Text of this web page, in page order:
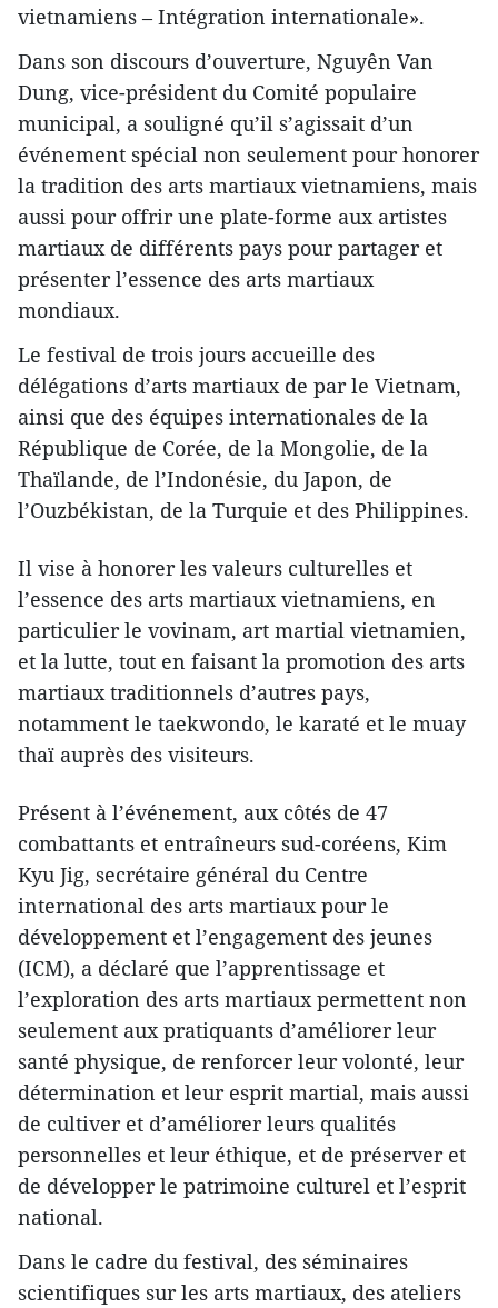
vietnamiens – Intégration internationale».
Dans son discours d’ouverture, Nguyên Van
Dung, vice-président du Comité populaire
municipal, a souligné qu’il s’agissait d’un
événement spécial non seulement pour honorer
la tradition des arts martiaux vietnamiens, mais
aussi pour offrir une plate-forme aux artistes
martiaux de différents pays pour partager et
présenter l’essence des arts martiaux
mondiaux.
Le festival de trois jours accueille des
délégations d’arts martiaux de par le Vietnam,
ainsi que des équipes internationales de la
République de Corée, de la Mongolie, de la
Thaïlande, de l’Indonésie, du Japon, de
l’Ouzbékistan, de la Turquie et des Philippines.
Il vise à honorer les valeurs culturelles et
l’essence des arts martiaux vietnamiens, en
particulier le vovinam, art martial vietnamien,
et la lutte, tout en faisant la promotion des arts
martiaux traditionnels d’autres pays,
notamment le taekwondo, le karaté et le muay
thaï auprès des visiteurs.
Présent à l’événement, aux côtés de 47
combattants et entraîneurs sud-coréens, Kim
Kyu Jig, secrétaire général du Centre
international des arts martiaux pour le
développement et l’engagement des jeunes
(ICM), a déclaré que l’apprentissage et
l’exploration des arts martiaux permettent non
seulement aux pratiquants d’améliorer leur
santé physique, de renforcer leur volonté, leur
détermination et leur esprit martial, mais aussi
de cultiver et d’améliorer leurs qualités
personnelles et leur éthique, et de préserver et
de développer le patrimoine culturel et l’esprit
national.
Dans le cadre du festival, des séminaires
scientifiques sur les arts martiaux, des ateliers